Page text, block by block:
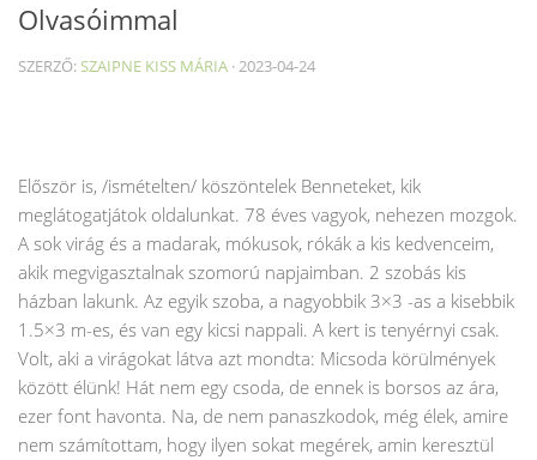
Olvasóimmal
SZERZŐ:SZAIPNE KISS MÁRIA ·2023-04-24
Először is, /ismételten/ köszöntelek Benneteket, kik
meglátogatjátok oldalunkat. 78 éves vagyok, nehezen mozgok.
A sok virág és a madarak, mókusok, rókák a kis kedvenceim,
akik megvigasztalnak szomorú napjaimban. 2 szobás kis
házban lakunk. Az egyik szoba, a nagyobbik 3×3 -as a kisebbik
1.5×3 m-es, és van egy kicsi nappali. A kert is tenyérnyi csak.
Volt, aki a virágokat látva azt mondta: Micsoda körülmények
között élünk! Hát nem egy csoda, de ennek is borsos az ára,
ezer font havonta. Na, de nem panaszkodok, még élek, amire
nem számítottam, hogy ilyen sokat megérek, amin keresztül